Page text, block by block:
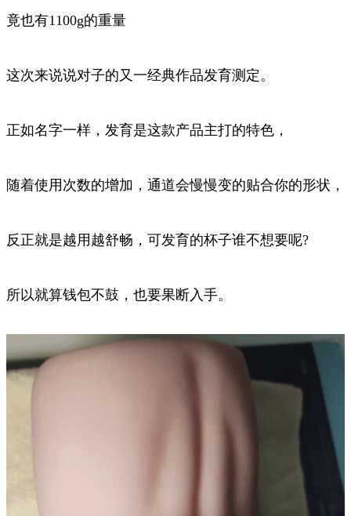
竟也有1100g的重量
这次来说说对子的又一经典作品发育测定。
正如名字一样，发育是这款产品主打的特色，
随着使用次数的增加，通道会慢慢变的贴合你的形状，
反正就是越用越舒畅，可发育的杯子谁不想要呢?
所以就算钱包不鼓，也要果断入手。